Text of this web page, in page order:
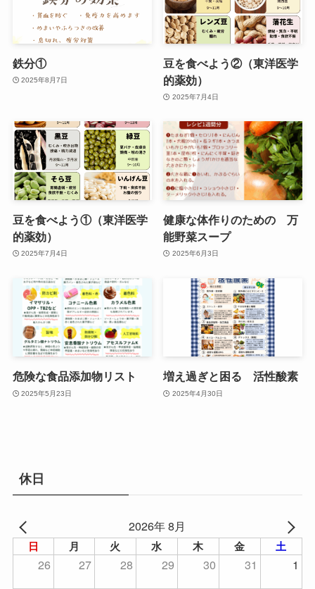
鉄分①
2025年8月7日
豆を食べよう②（東洋医学
的薬効）
2025年7月4日
豆を食べよう①（東洋医学
的薬効）
2025年7月4日
健康な体作りのための 万
能野菜スープ
2025年6月3日
危険な食品添加物リスト
2025年5月23日
増え過ぎと困る 活性酸素
2025年4月30日
休日
2026年 8月
日 月 火 水 木 金 土
26 27 28 29 30 31
1